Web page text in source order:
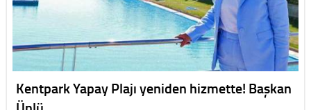
Kentpark Yapay Plajı yeniden hizmette! Başkan